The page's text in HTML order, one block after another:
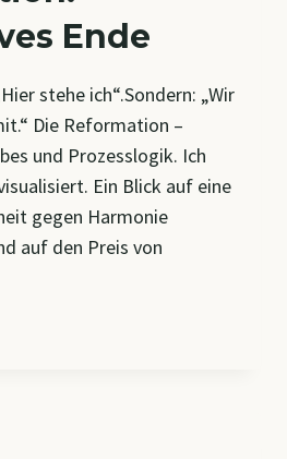
Ende
stehe ich“.Sondern: „Wir
Die Reformation –
und Prozesslogik. Ich
Ein Blick auf eine
gegen Harmonie
auf den Preis von